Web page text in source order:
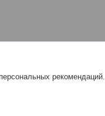
рекомендаций.